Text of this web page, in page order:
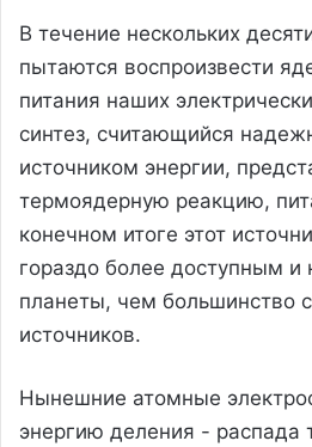
В течение нескольких
пытаются воспроизвести
питания наших
синтез, считающийся
источником энергии,
термоядерную реакцию,
конечном итоге этот
гораздо более доступным и
планеты, чем большинство
источников.
Нынешние атомные
энергию деления - распада